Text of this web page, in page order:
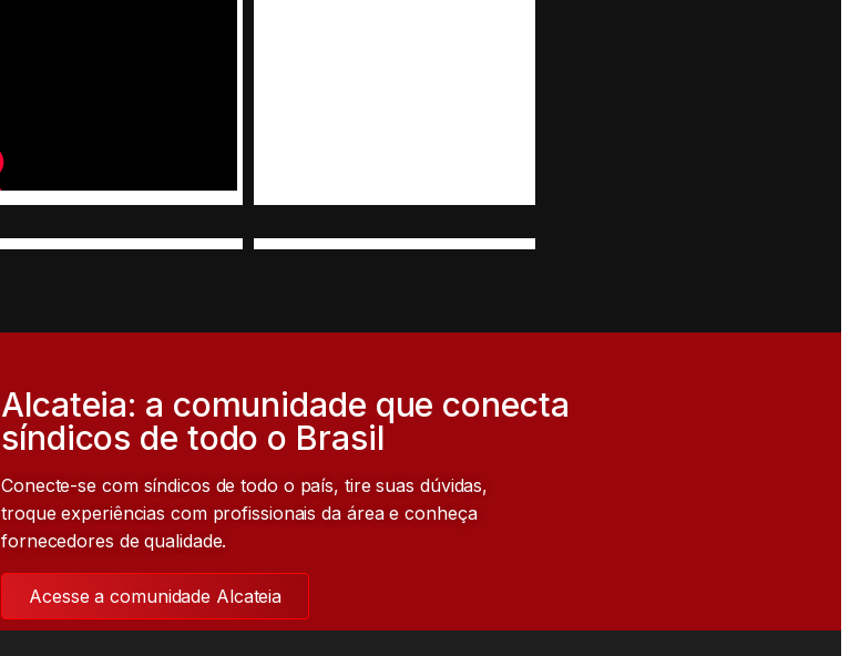
Alcateia: a comunidade que conecta
síndicos de todo o Brasil
Conecte-se com síndicos de todo o país, tire suas dúvidas,
troque experiências com profissionais da área e conheça
fornecedores de qualidade.
Acesse a comunidade Alcateia